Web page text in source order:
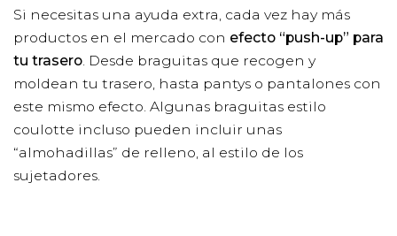
Si necesitas una ayuda extra, cada vez hay más
productos en el mercado con efecto “push-up” para
tu trasero. Desde braguitas que recogen y
moldean tu trasero, hasta pantys o pantalones con
este mismo efecto. Algunas braguitas estilo
coulotte incluso pueden incluir unas
“almohadillas” de relleno, al estilo de los
sujetadores.